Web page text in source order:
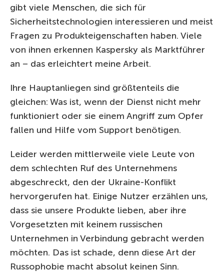
gibt viele Menschen, die sich für
Sicherheitstechnologien interessieren und meist
Fragen zu Produkteigenschaften haben. Viele
von ihnen erkennen Kaspersky als Marktführer
an – das erleichtert meine Arbeit.
Ihre Hauptanliegen sind größtenteils die
gleichen: Was ist, wenn der Dienst nicht mehr
funktioniert oder sie einem Angriff zum Opfer
fallen und Hilfe vom Support benötigen.
Leider werden mittlerweile viele Leute von
dem schlechten Ruf des Unternehmens
abgeschreckt, den der Ukraine-Konflikt
hervorgerufen hat. Einige Nutzer erzählen uns,
dass sie unsere Produkte lieben, aber ihre
Vorgesetzten mit keinem russischen
Unternehmen in Verbindung gebracht werden
möchten. Das ist schade, denn diese Art der
Russophobie macht absolut keinen Sinn.